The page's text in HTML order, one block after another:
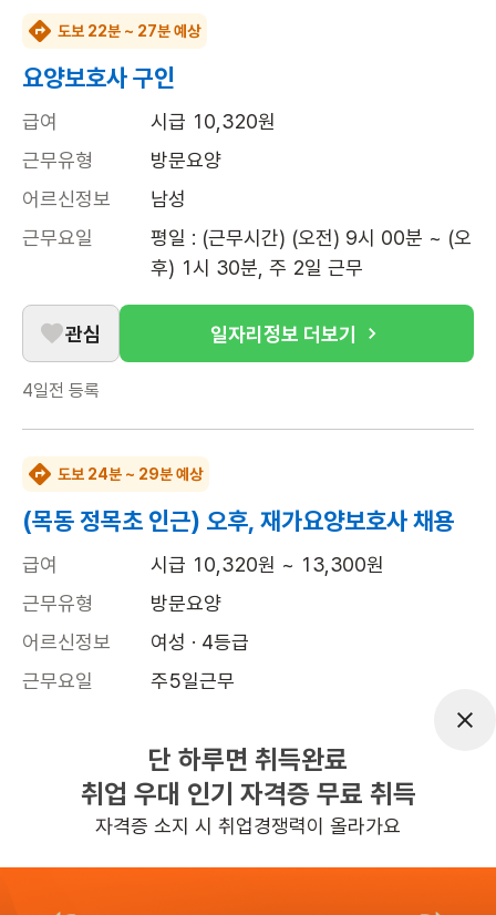
도보 22분 ~ 27분 예상
요양보호사 구인
급여
시급 10,320원
근무유형
방문요양
어르신정보
남성
근무요일
평일 : (근무시간) (오전) 9시 00분 ~ (오
후) 1시 30분, 주 2일 근무
관심 일자리정보 더보기
4일전 등록
도보 24분 ~ 29분 예상
(목동 정목초 인근) 오후, 재가요양보호사 채용
급여
시급 10,320원 ~ 13,300원
근무유형
방문요양
어르신정보
여성 · 4등급
근무요일
주5일근무
평일 : (근무시간) (오후) 1시 30분 ~ (오
후) 4시 30분, 주 5일 근무
높은급여
관심 일자리정보 더보기
단 하루면 취득완료
취업 우대 인기 자격증 무료 취득
자격증 소지 시 취업경쟁력이 올라가요